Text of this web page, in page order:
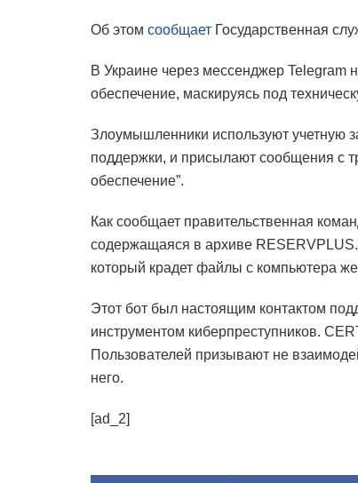
Об этом сообщает Государственная
В Украине через мессенджер Telegram
обеспечение, маскируясь под
Злоумышленники используют учетную
поддержки, и присылают сообщения с
обеспечение”.
Как сообщает правительственная
содержащаяся в архиве
который крадет файлы с компьютера
Этот бот был настоящим контактом
инструментом киберпреступников.
Пользователей призывают не
него.
[ad_2]